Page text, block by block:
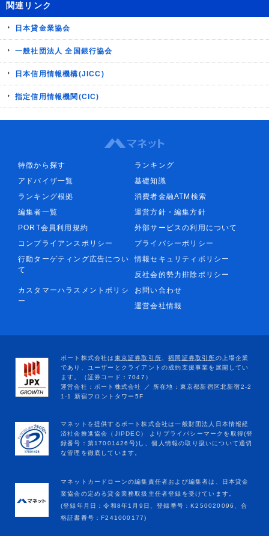
関連リンク
日本貸金業協会
一般社団法人 全国銀行協会
日本信用情報機構(JICC)
指定信用情報機関(CIC)
特徴から探す
ランキング
アドバイザ一覧
基礎知識
ランキング根拠
消費者金融ATM検索
編集者一覧
運営方針・編集方針
PORT会員利用規約
外部サービスの利用について
コンプライアンスポリシー
プライバシーポリシー
行動ターゲティング広告につい
て
情報セキュリティポリシー
反社会的勢力排除ポリシー
カスタマーハラスメントポリシ
ー
お問い合わせ
運営会社情報
マネットカードローンの編集責任者および編集者は、日本貸金
業協会の定める貸金業務取扱主任者登録を受けています。
(登録年月日：令和8年1月9日、登録番号：K250020096、合
格証書番号：F241000177)